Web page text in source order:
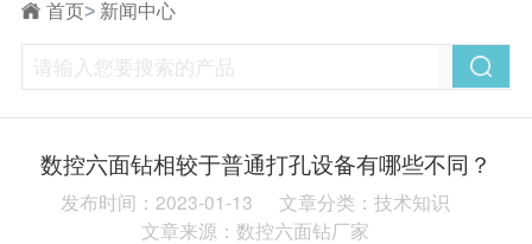
首页> 新闻中心
数控六面钻相较于普通打孔设备有哪些不同？
发布时间：2023-01-13
文章分类：技术知识
文章来源：数控六面钻厂家